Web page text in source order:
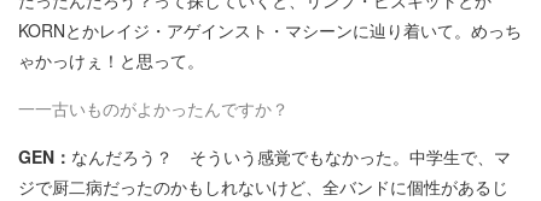
KORNとかレイジ・アゲインスト・マシーンに辿り着いて。めっち
ゃかっけぇ！と思って。
一一古いものがよかったんですか？
GEN： なんだろう？ そういう感覚でもなかった。中学生で、マ
ジで厨二病だったのかもしれないけど、全バンドに個性があるじ